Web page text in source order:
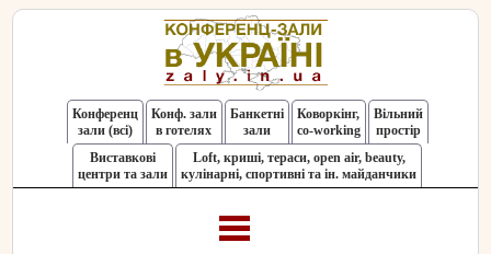
Конференц
зали (всі)
Конф. зали
в готелях
Банкетні
зали
Коворкінг,
co-working
Вільний
простір
Виставкові
центри та зали
Loft, криші, тераси, оpen air, beauty,
кулінарні, спортивні та ін. майданчики